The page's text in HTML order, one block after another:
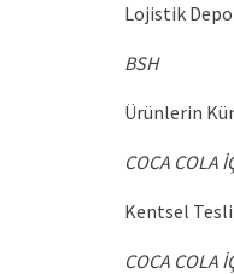
Lojistik Depo
BSH
Ürünlerin
COCA COLA
Kentsel
COCA COLA